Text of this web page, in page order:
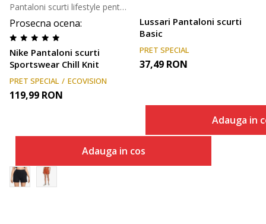
Prosecna ocena:
Nike Pantaloni scurti
Sportswear Chill Knit
Pantaloni scurti lifestyle pentru femei
PRET SPECIAL ECOVISION
119,99 RON
Adauga in cos
Lussari Pantaloni scurti
Basic
PRET SPECIAL
37,49 RON
Adauga in